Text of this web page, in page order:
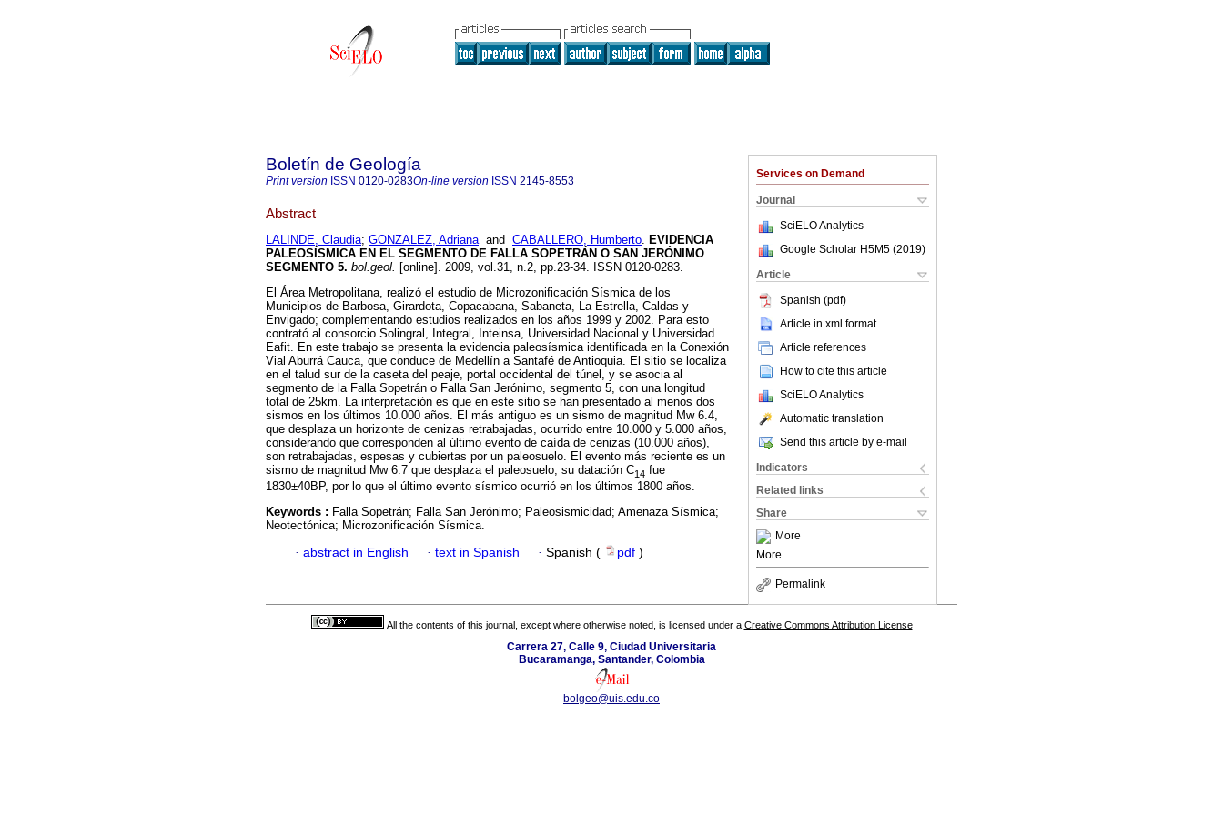
Services on Demand
Journal
SciELO Analytics
Google Scholar H5M5 (2019)
Article
Spanish (pdf)
Article in xml format
Article references
How to cite this article
SciELO Analytics
Automatic translation
Send this article by e-mail
Indicators
Related links
Share
More
More
Permalink
Boletín de Geología
Print version ISSN 0120-0283On-line version ISSN 2145-8553
Abstract
LALINDE, Claudia; GONZALEZ, Adrianaand CABALLERO, Humberto. EVIDENCIA
PALEOSÍSMICA EN EL SEGMENTO DE FALLA SOPETRÁN O SAN JERÓNIMO
SEGMENTO 5. bol.geol. [online]. 2009, vol.31, n.2, pp.23-34. ISSN 0120-0283.
El Área Metropolitana, realizó el estudio de Microzonificación Sísmica de los
Municipios de Barbosa, Girardota, Copacabana, Sabaneta, La Estrella, Caldas y
Envigado; complementando estudios realizados en los años 1999 y 2002. Para esto
contrató al consorcio Solingral, Integral, Inteinsa, Universidad Nacional y Universidad
Eafit. En este trabajo se presenta la evidencia paleosísmica identificada en la Conexión
Vial Aburrá Cauca, que conduce de Medellín a Santafé de Antioquia. El sitio se localiza
en el talud sur de la caseta del peaje, portal occidental del túnel, y se asocia al
segmento de la Falla Sopetrán o Falla San Jerónimo, segmento 5, con una longitud
total de 25km. La interpretación es que en este sitio se han presentado al menos dos
sismos en los últimos 10.000 años. El más antiguo es un sismo de magnitud Mw 6.4,
que desplaza un horizonte de cenizas retrabajadas, ocurrido entre 10.000 y 5.000 años,
considerando que corresponden al último evento de caída de cenizas (10.000 años),
son retrabajadas, espesas y cubiertas por un paleosuelo. El evento más reciente es un
sismo de magnitud Mw 6.7 que desplaza el paleosuelo, su datación C14 fue
1830±40BP, por lo que el último evento sísmico ocurrió en los últimos 1800 años.
Keywords : Falla Sopetrán; Falla San Jerónimo; Paleosismicidad; Amenaza Sísmica;
Neotectónica; Microzonificación Sísmica.
· abstract in English · text in Spanish · Spanish ( pdf )
All the contents of this journal, except where otherwise noted, is licensed under a Creative Commons Attribution License
Carrera 27, Calle 9, Ciudad Universitaria
Bucaramanga, Santander, Colombia
bolgeo@uis.edu.co